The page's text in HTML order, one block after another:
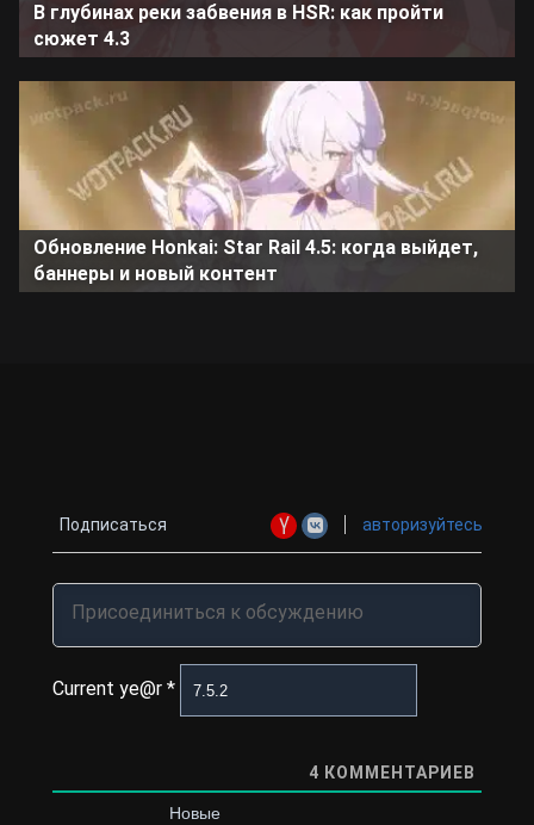
В глубинах реки забвения в HSR: как пройти
сюжет 4.3
Обновление Honkai: Star Rail 4.5: когда выйдет,
баннеры и новый контент
Подписаться авторизуйтесь
Current ye@r *
4 КОММЕНТАРИЕВ
Новые